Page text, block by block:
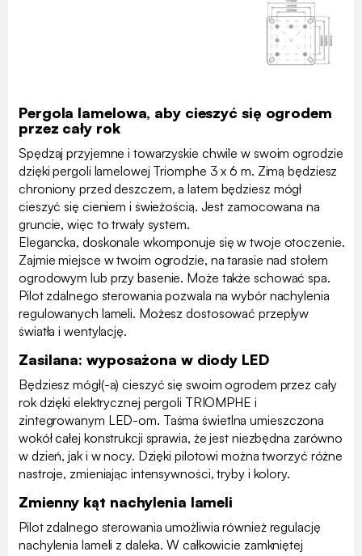
Pergola lamelowa, aby cieszyć się ogrodem
przez cały rok
Spędzaj przyjemne i towarzyskie chwile w swoim ogrodzie
dzięki pergoli lamelowej Triomphe 3 x 6 m. Zimą będziesz
chroniony przed deszczem, a latem będziesz mógł
cieszyć się cieniem i świeżością. Jest zamocowana na
gruncie, więc to trwały system.
Elegancka, doskonale wkomponuje się w twoje otoczenie.
Zajmie miejsce w twoim ogrodzie, na tarasie nad stołem
ogrodowym lub przy basenie. Może także schować spa.
Pilot zdalnego sterowania pozwala na wybór nachylenia
regulowanych lameli. Możesz dostosować przepływ
światła i wentylację.
Zasilana: wyposażona w diody LED
Będziesz mógł(-a) cieszyć się swoim ogrodem przez cały
rok dzięki elektrycznej pergoli TRIOMPHE i
zintegrowanym LED-om. Taśma świetlna umieszczona
wokół całej konstrukcji sprawia, że jest niezbędna zarówno
w dzień, jak i w nocy. Dzięki pilotowi można tworzyć różne
nastroje, zmieniając intensywności, tryby i kolory.
Zmienny kąt nachylenia lameli
Pilot zdalnego sterowania umożliwia również regulację
nachylenia lameli z daleka. W całkowicie zamkniętej